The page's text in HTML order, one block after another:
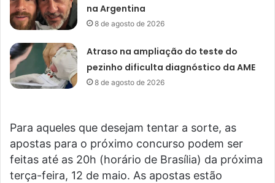
na Argentina
8 de agosto de 2026
Atraso na ampliação do teste do
pezinho dificulta diagnóstico da AME
8 de agosto de 2026
Para aqueles que desejam tentar a sorte, as
apostas para o próximo concurso podem ser
feitas até as 20h (horário de Brasília) da próxima
terça-feira, 12 de maio. As apostas estão